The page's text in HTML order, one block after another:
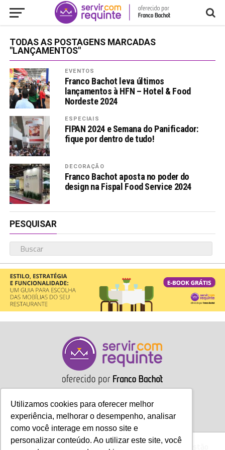
Utilizamos cookies para oferecer melhor
experiência, melhorar o desempenho, analisar
como você interage em nosso site e
personalizar conteúdo. Ao utilizar este site, você
TODAS AS POSTAGENS MARCADAS
"LANÇAMENTOS"
EVENTOS
Franco Bachot leva últimos
lançamentos à HFN – Hotel & Food
Nordeste 2024
ESPECIAIS
FIPAN 2024 e Semana do Panificador:
fique por dentro de tudo!
DECORAÇÃO
Franco Bachot aposta no poder do
design na Fispal Food Service 2024
PESQUISAR
Gastronomia Móveis Decoração Hotelaria